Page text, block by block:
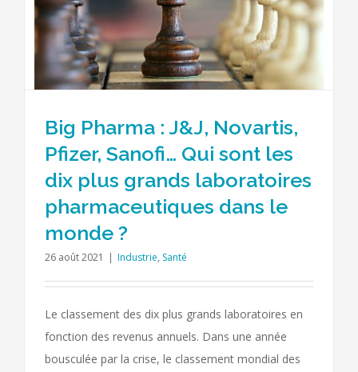
Big Pharma : J&J, Novartis,
Pfizer, Sanofi… Qui sont les
dix plus grands laboratoires
pharmaceutiques dans le
monde ?
26 août 2021 | Industrie, Santé
Le classement des dix plus grands laboratoires en
fonction des revenus annuels. Dans une année
bousculée par la crise, le classement mondial des